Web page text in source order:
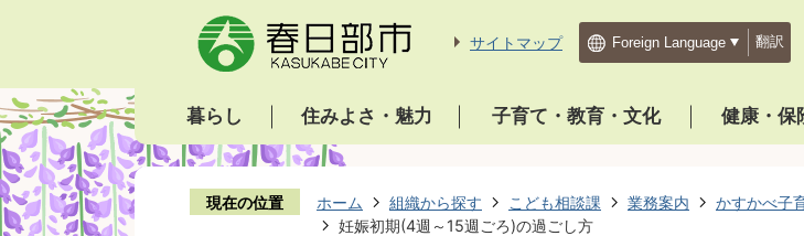
サイトマップ 翻訳
暮らし 住みよさ・魅力 子育て・教育・文化 健康・保
現在の位置 ホーム 組織から探す こども相談課 業務案内 かすかべ子
妊娠初期(4週～15週ごろ)の過ごし方